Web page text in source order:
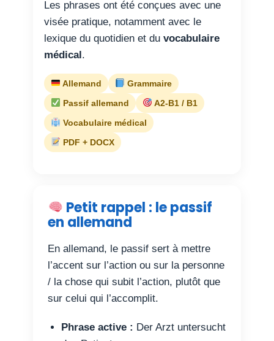
Les phrases ont été conçues avec une
visée pratique, notamment avec le
lexique du quotidien et du vocabulaire
médical.
Allemand
Grammaire
Passif allemand
A2-B1 / B1
Vocabulaire médical
PDF + DOCX
Petit rappel : le passif
en allemand
En allemand, le passif sert à mettre
l’accent sur l’action ou sur la personne
/ la chose qui subit l’action, plutôt que
sur celui qui l’accomplit.
Phrase active : Der Arzt untersucht